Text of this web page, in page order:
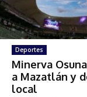
Deportes
Minerva
a Mazatlán y
local